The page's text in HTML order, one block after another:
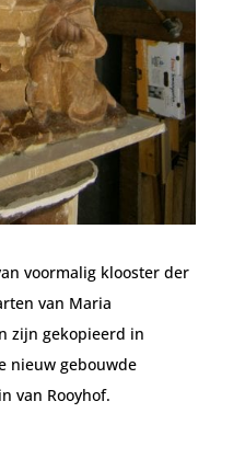
voormalig klooster der
van Maria
zijn gekopieerd in
nieuw gebouwde
van Rooyhof.